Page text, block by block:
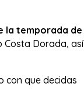
la temporada de
Costa Dorada, así
con que decidas